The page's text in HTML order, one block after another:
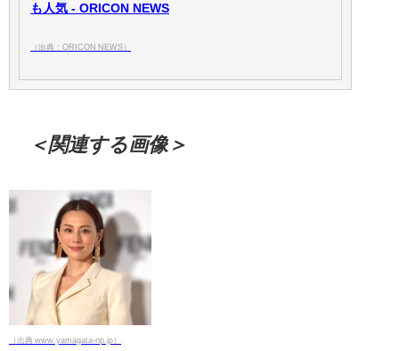
も人気 - ORICON NEWS
（出典：ORICON NEWS）
＜関連する画像＞
（出典 www.yamagata-np.jp）